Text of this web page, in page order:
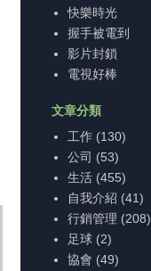
快樂時光
握手被電到
影片封鎖
電視好棒
文章分類
工作 (130)
公司 (53)
生活 (455)
自我介紹 (41)
行銷管理 (208)
足球 (2)
協會 (49)